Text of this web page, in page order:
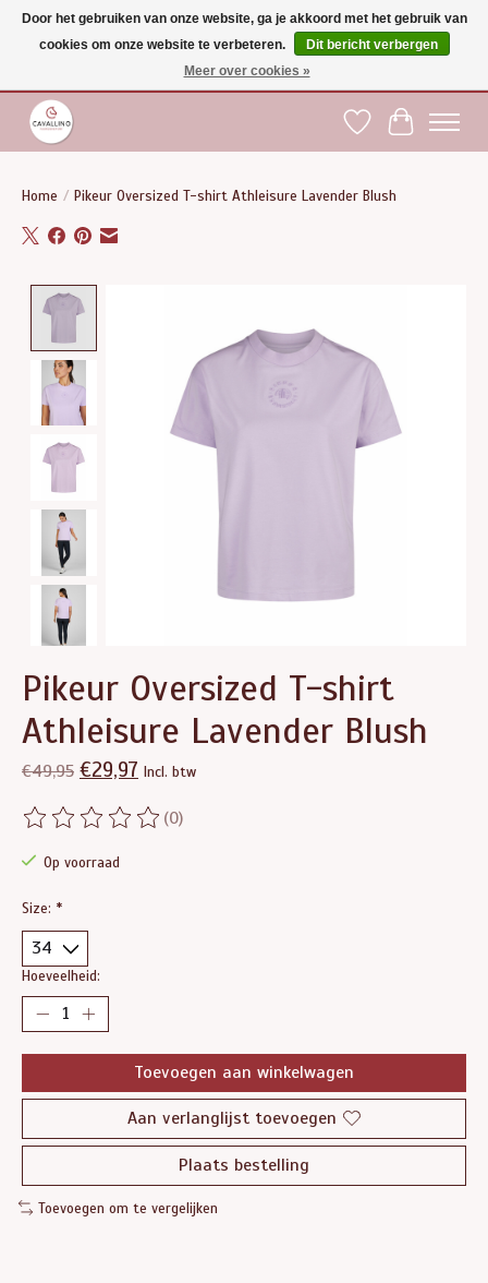
Gratis verzending vanaf €75 binnen BE - vanaf €100 naar EU | Voor 17:00 besteld is
dezelfde dag verzonden | Klantendienst: +32 (0)51 21 27 00 |
Verlanglijst
Home / Pikeur Oversized T-shirt Athleisure Lavender Blush
Pikeur Oversized T-shirt
Athleisure Lavender Blush
€49,95 €29,97 Incl. btw
De beoordeling van dit product is
(0)
Op voorraad
Size: *
Hoeveelheid:
Toevoegen aan winkelwagen
Aan verlanglijst toevoegen
Plaats bestelling
Toevoegen om te vergelijken
Door het gebruiken van onze website, ga je akkoord met het gebruik van
cookies om onze website te verbeteren.
Dit bericht verbergen
Meer over cookies »